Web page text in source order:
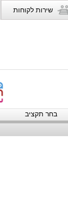
שירות לקוחות
בחר תקציב